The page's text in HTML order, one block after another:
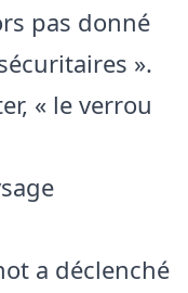
pas donné
».
« le verrou
a déclenché